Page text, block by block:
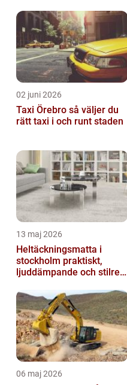
02 juni 2026
Taxi Örebro så väljer du
rätt taxi i och runt staden
13 maj 2026
Heltäckningsmatta i
stockholm praktiskt,
ljuddämpande och stilrent
06 maj 2026